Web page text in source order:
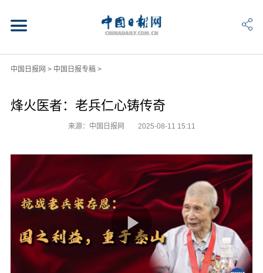
中国日报网 > 中国日报专稿>
烽火医者：老兵仁心铸传奇
来源：中国日报网 2025-08-11 15:11